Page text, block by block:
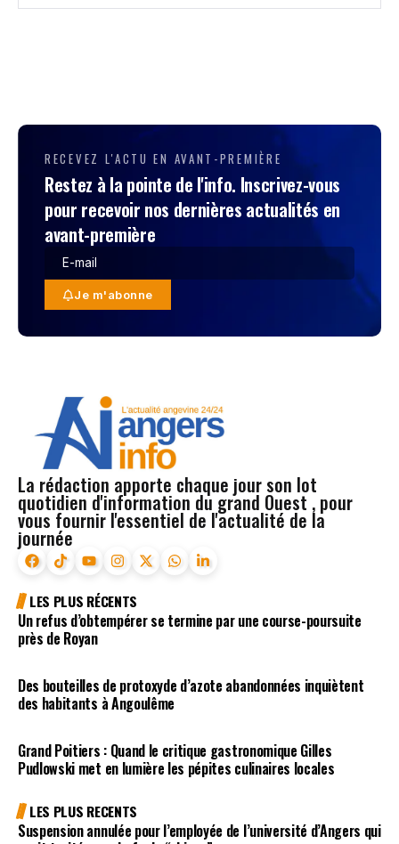
RECEVEZ L'ACTU EN AVANT-PREMIÈRE
Restez à la pointe de l'info. Inscrivez-vous
pour recevoir nos dernières actualités en
avant-première
Je m'abonne
La rédaction apporte chaque jour son lot
quotidien d'information du grand Ouest , pour
vous fournir l'essentiel de l'actualité de la
journée
LES PLUS RÉCENTS
Un refus d’obtempérer se termine par une course-poursuite
près de Royan
Des bouteilles de protoxyde d’azote abandonnées inquiètent
des habitants à Angoulême
Grand Poitiers : Quand le critique gastronomique Gilles
Pudlowski met en lumière les pépites culinaires locales
LES PLUS RECENTS
Suspension annulée pour l’employée de l’université d’Angers qui